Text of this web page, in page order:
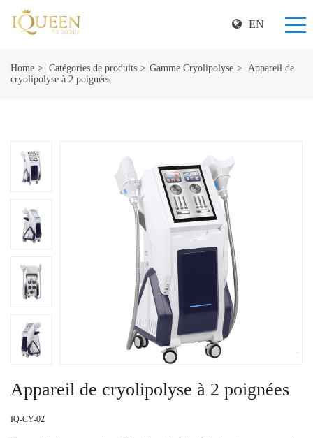
EN
Home Catégories de produits Gamme Cryolipolyse
Appareil de
cryolipolyse à 2 poignées
Appareil de cryolipolyse à 2 poignées
IQ-CY-02